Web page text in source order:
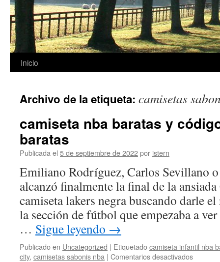
Saltar
contenido
Inicio
Archivo de la etiqueta: camisetas
camiseta nba baratas y
baratas
Publicada el 5 de septiembre de 2022por istern
Emiliano Rodríguez, Carlos Sevillano
alcanzó finalmente la final de la
camiseta lakers negra buscando darle
la sección de fútbol que empezaba a
… Sigue leyendo →
Publicado en Uncategorized | Etiquetadocamiseta infantil nba
city, camisetas sabonis nba | Comentarios desactivadosen